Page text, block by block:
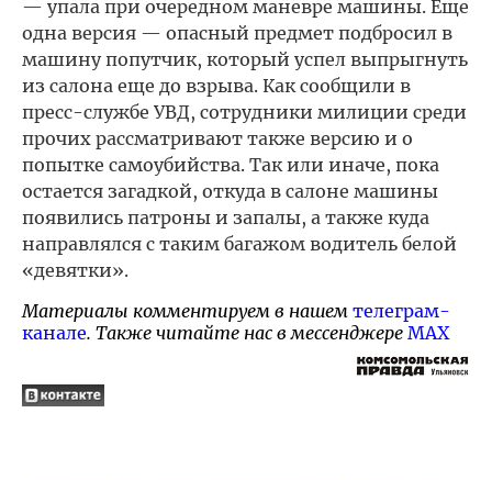
— упала при очередном маневре машины. Еще
одна версия — опасный предмет подбросил в
машину попутчик, который успел выпрыгнуть
из салона еще до взрыва. Как сообщили в
пресс-службе УВД, сотрудники милиции среди
прочих рассматривают также версию и о
попытке самоубийства. Так или иначе, пока
остается загадкой, откуда в салоне машины
появились патроны и запалы, а также куда
направлялся с таким багажом водитель белой
«девятки».
Материалы комментируем в нашем телеграм-
канале. Также читайте нас в мессенджере MAX